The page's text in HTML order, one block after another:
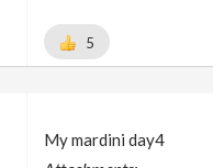
5
My mardini day4